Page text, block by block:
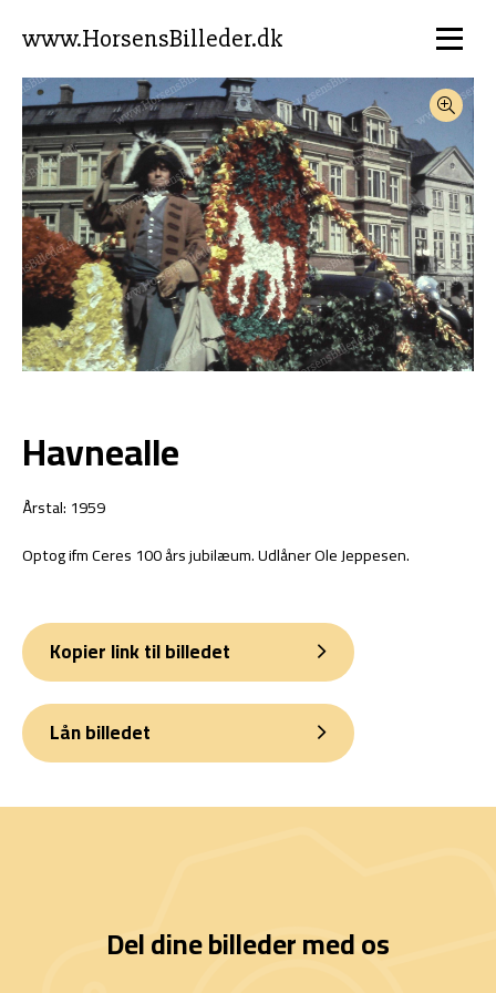
www.HorsensBilleder.dk
Havnealle
Årstal: 1959
Optog ifm Ceres 100 års jubilæum. Udlåner Ole Jeppesen.
Kopier link til billedet
Lån billedet
Del dine billeder med os